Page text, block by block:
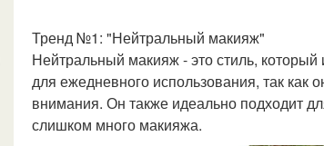
Тренд №1: "Нейтральный макияж"
Нейтральный макияж - это стиль, который
для ежедневного использования, так как
внимания. Он также идеально подходит
слишком много макияжа.